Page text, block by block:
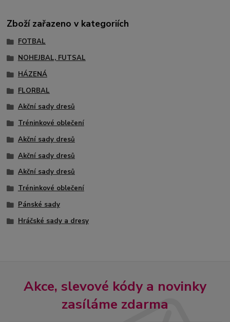
Zboží zařazeno v kategoriích
FOTBAL
NOHEJBAL, FUTSAL
HÁZENÁ
FLORBAL
Akční sady dresů
Tréninkové oblečení
Akční sady dresů
Akční sady dresů
Akční sady dresů
Tréninkové oblečení
Pánské sady
Hráčské sady a dresy
Akce, slevové kódy a novinky
zasíláme zdarma